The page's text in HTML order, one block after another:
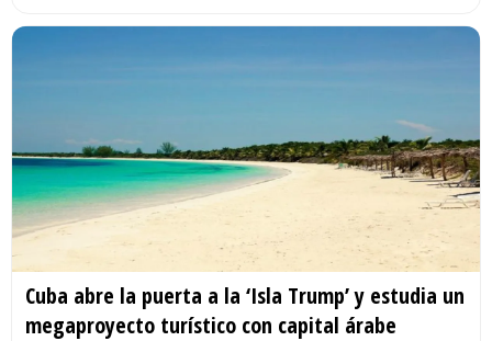
Cuba abre la puerta a la ‘Isla Trump’ y estudia un
megaproyecto turístico con capital árabe